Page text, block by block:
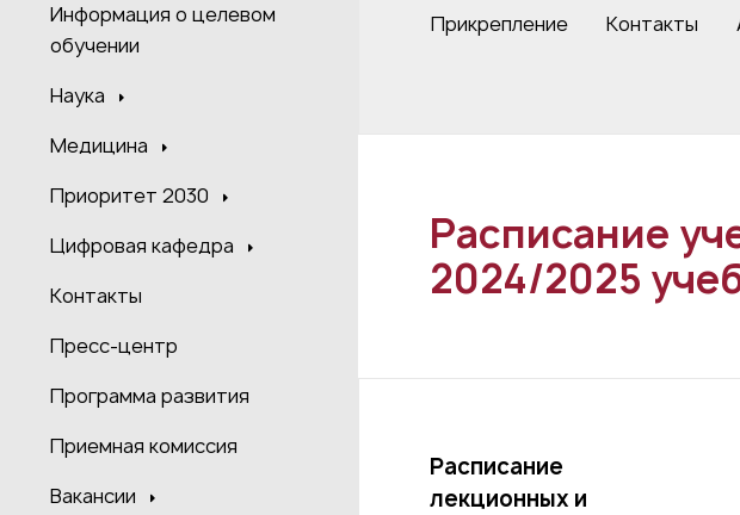
Информация о целевом
обучении
Наука
Медицина
Приоритет 2030
Цифровая кафедра
Контакты
Пресс-центр
Программа развития
Приемная комиссия
Вакансии
Прикрепление
Контакты
Расписание
2024/2025
Расписание
лекционных и